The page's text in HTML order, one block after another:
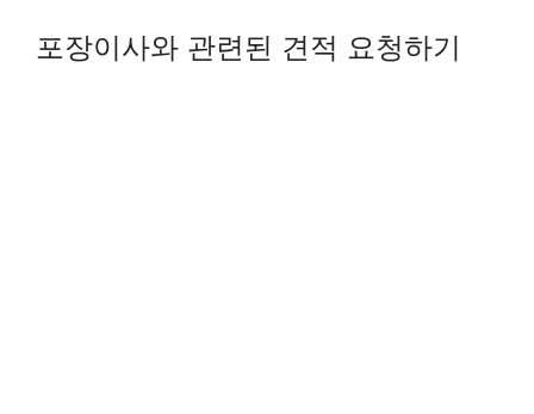
포장이사와 관련된 견적 요청하기